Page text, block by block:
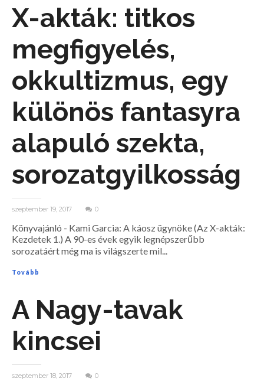
X-akták: titkos
megfigyelés,
okkultizmus, egy
különös fantasyra
alapuló szekta,
sorozatgyilkosság
szeptember 19, 2017 0
Könyvajánló - Kami Garcia: A ​káosz ügynöke (Az X-akták:
Kezdetek 1.) A 90-es évek egyik legnépszerűbb
sorozatáért még ma is világszerte mil...
Tovább
A Nagy-tavak
kincsei
szeptember 18, 2017 0